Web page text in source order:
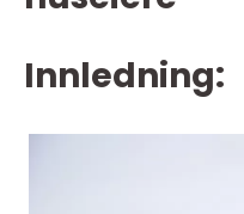
Innledning: